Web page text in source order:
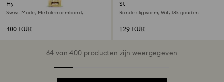
Hyperbola bangle horloge
Swiss Made, Metalen armband,
400 EUR
Stilla cocktailring
Ronde slijpvorm, Wit, ‎18k gouden
129 EUR
64 van 400 producten zijn weergegeven